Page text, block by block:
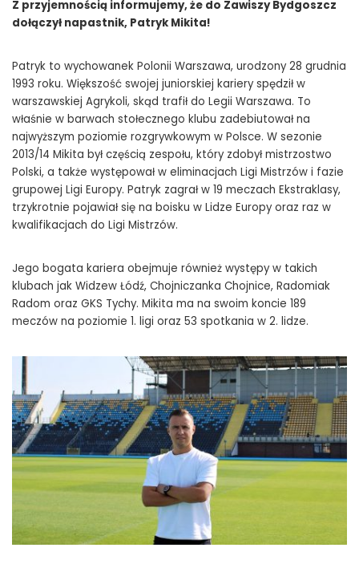
Z przyjemnością informujemy, że do Zawiszy Bydgoszcz
dołączył napastnik, Patryk Mikita!
Patryk to wychowanek Polonii Warszawa, urodzony 28 grudnia
1993 roku. Większość swojej juniorskiej kariery spędził w
warszawskiej Agrykoli, skąd trafił do Legii Warszawa. To
właśnie w barwach stołecznego klubu zadebiutował na
najwyższym poziomie rozgrywkowym w Polsce. W sezonie
2013/14 Mikita był częścią zespołu, który zdobył mistrzostwo
Polski, a także występował w eliminacjach Ligi Mistrzów i fazie
grupowej Ligi Europy. Patryk zagrał w 19 meczach Ekstraklasy,
trzykrotnie pojawiał się na boisku w Lidze Europy oraz raz w
kwalifikacjach do Ligi Mistrzów.
Jego bogata kariera obejmuje również występy w takich
klubach jak Widzew Łódź, Chojniczanka Chojnice, Radomiak
Radom oraz GKS Tychy. Mikita ma na swoim koncie 189
meczów na poziomie 1. ligi oraz 53 spotkania w 2. lidze.